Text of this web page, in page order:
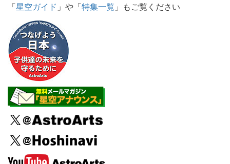
「星空ガイド 」や「特集一覧 」もご覧ください